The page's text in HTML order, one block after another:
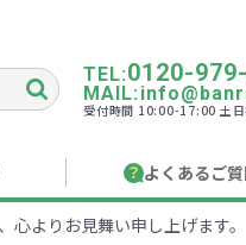
ジナルグッズ
名入れガ
よくあるご
お急ぎ在庫確認
TEL:0120-
受付時間 10:00-17:00 土日
よりお見舞い申し上げます。